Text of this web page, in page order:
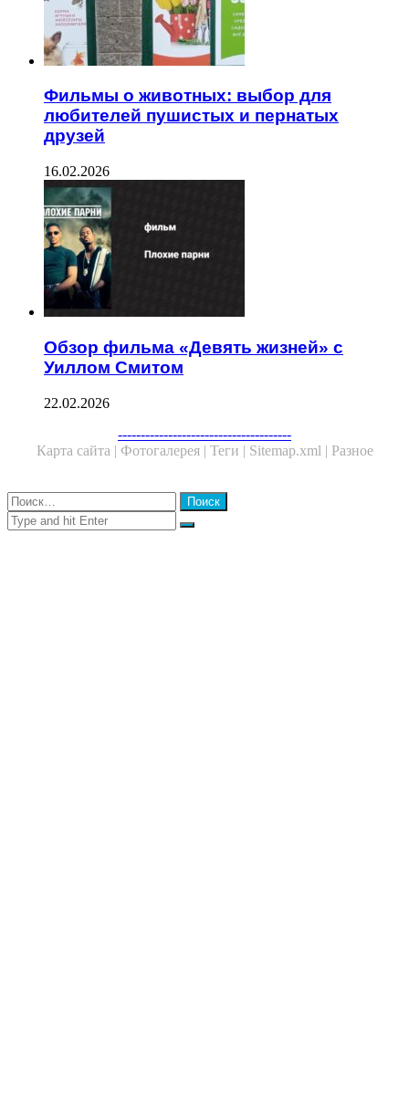
Фильмы о животных: выбор для
любителей пушистых и пернатых
друзей
16.02.2026
Обзор фильма «Девять жизней» с
Уиллом Смитом
22.02.2026
--------------------------------------
Карта сайта | Фотогалерея | Теги | Sitemap.xml | Разное
Close
Найти:
Close
Search